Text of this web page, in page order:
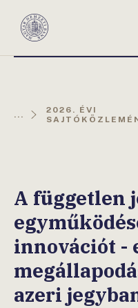
Magyar
...
2026. ÉVI
A független
innovációt -
azeri